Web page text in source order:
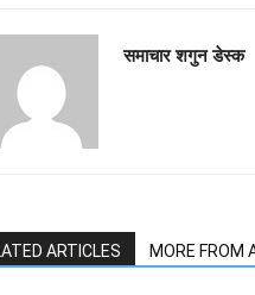
समाचार शगुन डेस्क
ARTICLES MORE FROM